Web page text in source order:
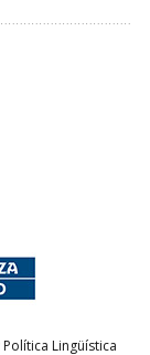
Lingüística